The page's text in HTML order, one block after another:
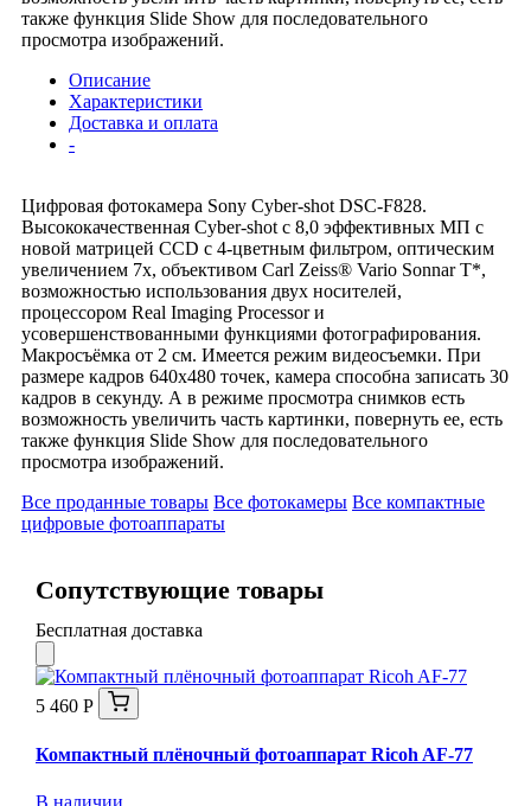
также функция Slide Show для последовательного
просмотра изображений.
Описание
Характеристики
Доставка и оплата
-
Цифровая фотокамера Sony Cyber-shot DSC-F828.
Высококачественная Cyber-shot с 8,0 эффективных МП с
новой матрицей CCD с 4-цветным фильтром, оптическим
увеличением 7x, объективом Carl Zeiss® Vario Sonnar T*,
возможностью использования двух носителей,
процессором Real Imaging Processor и
усовершенствованными функциями фотографирования.
Макросъёмка от 2 см. Имеется режим видеосъемки. При
размере кадров 640х480 точек, камера способна записать 30
кадров в секунду. А в режиме просмотра снимков есть
возможность увеличить часть картинки, повернуть ее, есть
также функция Slide Show для последовательного
просмотра изображений.
Все проданные товары Все фотокамеры Все компактные
цифровые фотоаппараты
Сопутствующие товары
Бесплатная доставка
5 460 Р
Компактный плёночный фотоаппарат Ricoh AF-77
В наличии